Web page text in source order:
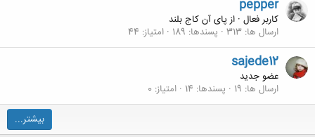
pepper
کاربر فعال · از پای آن کاج بلند
ارسال ها 313 پسندها 189 امتیاز 44
sajede12
عضو جدید
ارسال ها 19 پسندها 14 امتیاز 0
بیشتر...